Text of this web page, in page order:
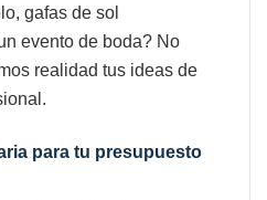
gafas de sol
evento de boda? No
realidad tus ideas de
para tu presupuesto